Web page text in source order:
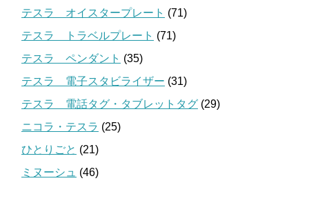
テスラ オイスタープレート (71)
テスラ トラベルプレート (71)
テスラ ペンダント (35)
テスラ 電子スタビライザー (31)
テスラ 電話タグ・タブレットタグ (29)
ニコラ・テスラ (25)
ひとりごと (21)
ミヌーシュ (46)